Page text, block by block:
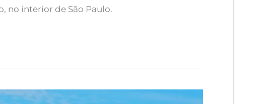
no interior de São Paulo.